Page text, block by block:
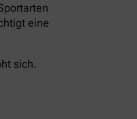
eine
sich.